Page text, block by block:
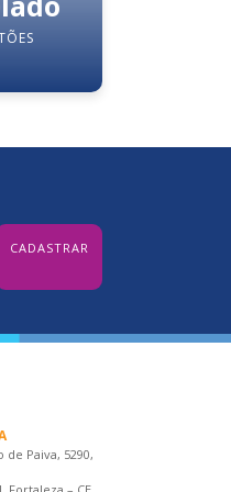
de Paiva, 5290,
Fortaleza – CE